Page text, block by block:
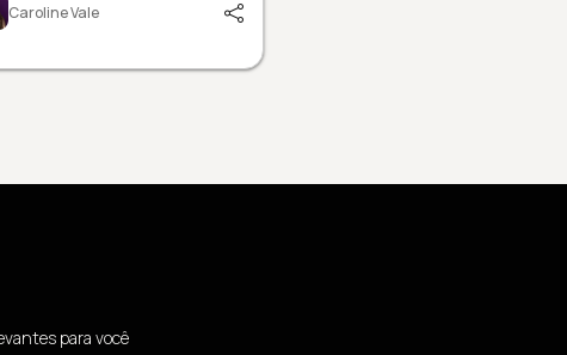
Caroline Vale
para você